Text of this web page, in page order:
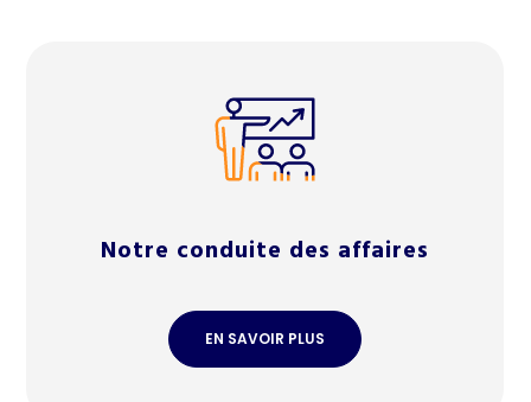
Notre conduite des affaires
EN SAVOIR PLUS